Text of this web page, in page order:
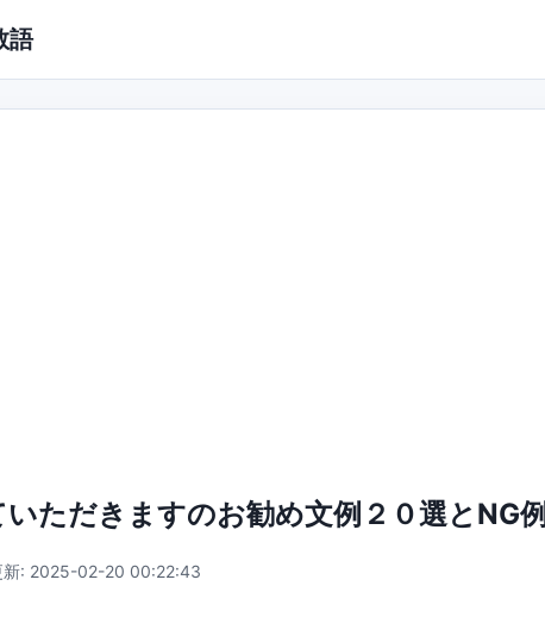
語
ただきますのお勧め文例２０選とNG例
新: 2025-02-20 00:22:43